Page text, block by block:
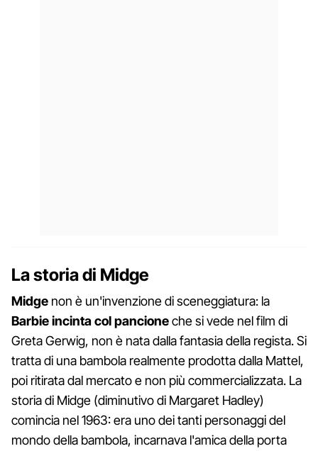
La storia di Midge
Midge non è un'invenzione di sceneggiatura: la
Barbie incinta col pancioneche si vede nel film di
Greta Gerwig, non è nata dalla fantasia della regista. Si
tratta di una bambola realmente prodotta dalla Mattel,
poi ritirata dal mercato e non più commercializzata. La
storia di Midge (diminutivo di Margaret Hadley)
comincia nel 1963: era uno dei tanti personaggi del
mondo della bambola, incarnava l'amica della porta